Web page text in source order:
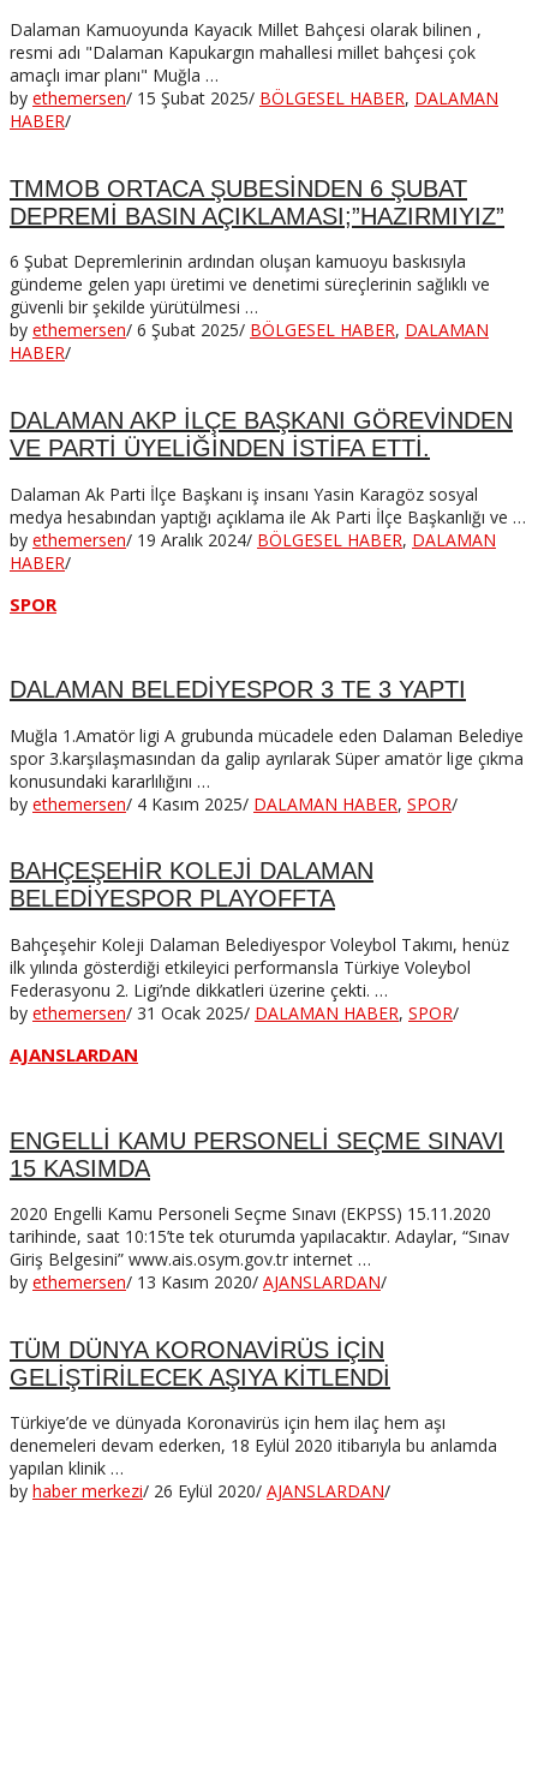
Dalaman Kamuoyunda Kayacık Millet Bahçesi olarak bilinen ,
resmi adı "Dalaman Kapukargın mahallesi millet bahçesi çok
amaçlı imar planı" Muğla …
by ethemersen/ 15 Şubat 2025/ BÖLGESEL HABER, DALAMAN
HABER/
TMMOB ORTACA ŞUBESİNDEN 6 ŞUBAT
DEPREMİ BASIN AÇIKLAMASI;”HAZIRMIYIZ”
6 Şubat Depremlerinin ardından oluşan kamuoyu baskısıyla
gündeme gelen yapı üretimi ve denetimi süreçlerinin sağlıklı ve
güvenli bir şekilde yürütülmesi …
by ethemersen/ 6 Şubat 2025/ BÖLGESEL HABER, DALAMAN
HABER/
DALAMAN AKP İLÇE BAŞKANI GÖREVİNDEN
VE PARTİ ÜYELİĞİNDEN İSTİFA ETTİ.
Dalaman Ak Parti İlçe Başkanı iş insanı Yasin Karagöz sosyal
medya hesabından yaptığı açıklama ile Ak Parti İlçe Başkanlığı ve …
by ethemersen/ 19 Aralık 2024/ BÖLGESEL HABER, DALAMAN
HABER/
SPOR
DALAMAN BELEDİYESPOR 3 TE 3 YAPTI
Muğla 1.Amatör ligi A grubunda mücadele eden Dalaman Belediye
spor 3.karşılaşmasından da galip ayrılarak Süper amatör lige çıkma
konusundaki kararlılığını …
by ethemersen/ 4 Kasım 2025/ DALAMAN HABER, SPOR/
BAHÇEŞEHİR KOLEJİ DALAMAN
BELEDİYESPOR PLAYOFFTA
Bahçeşehir Koleji Dalaman Belediyespor Voleybol Takımı, henüz
ilk yılında gösterdiği etkileyici performansla Türkiye Voleybol
Federasyonu 2. Ligi’nde dikkatleri üzerine çekti. …
by ethemersen/ 31 Ocak 2025/ DALAMAN HABER, SPOR/
AJANSLARDAN
ENGELLİ KAMU PERSONELİ SEÇME SINAVI
15 KASIMDA
2020 Engelli Kamu Personeli Seçme Sınavı (EKPSS) 15.11.2020
tarihinde, saat 10:15’te tek oturumda yapılacaktır. Adaylar, “Sınav
Giriş Belgesini” www.ais.osym.gov.tr internet …
by ethemersen/ 13 Kasım 2020/ AJANSLARDAN/
TÜM DÜNYA KORONAVİRÜS İÇİN
GELİŞTİRİLECEK AŞIYA KİTLENDİ
Türkiye’de ve dünyada Koronavirüs için hem ilaç hem aşı
denemeleri devam ederken, 18 Eylül 2020 itibarıyla bu anlamda
yapılan klinik …
by haber merkezi/ 26 Eylül 2020/ AJANSLARDAN/